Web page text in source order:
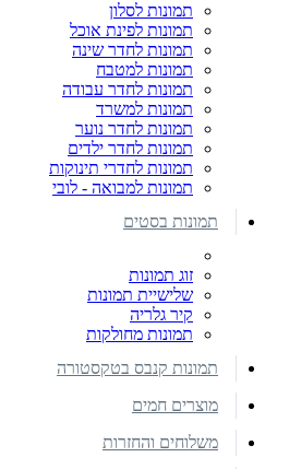
תמונות לסלון
תמונות לפינת אוכל
תמונות לחדר שינה
תמונות למטבח
תמונות לחדר עבודה
תמונות למשרד
תמונות לחדר נוער
תמונות לחדר ילדים
תמונות לחדרי תינוקות
תמונות למבואה - לובי
תמונות בסטים
זוג תמונות
שלישיית תמונות
קיר גלריה
תמונות מחולקות
תמונות קנבס בטקסטורה
מוצרים חמים
משלוחים והחזרות